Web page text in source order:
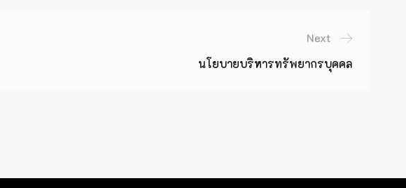
Next
นโยบายบริหารทรัพยากรบุคคล